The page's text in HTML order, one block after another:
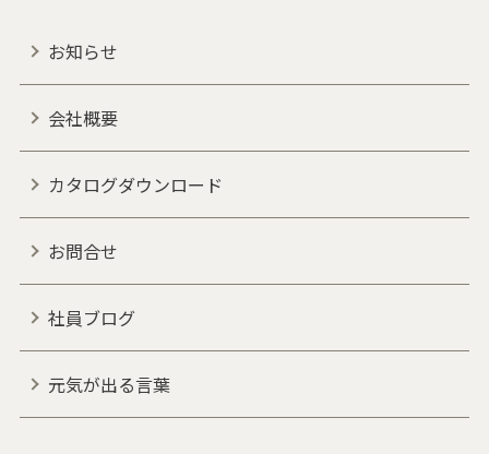
お知らせ
会社概要
カタログダウンロード
お問合せ
社員ブログ
元気が出る言葉